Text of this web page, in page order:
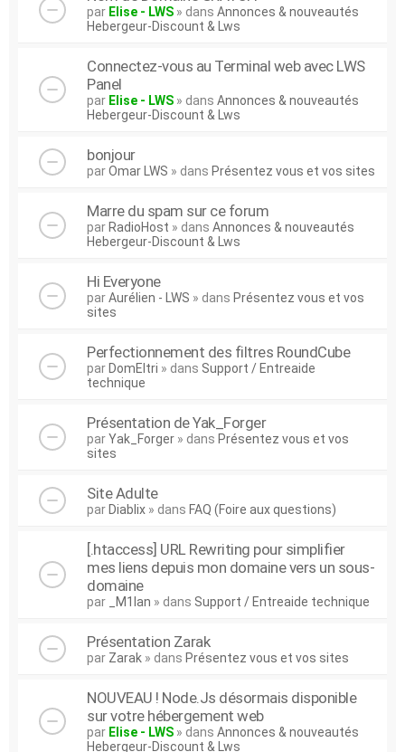
par Elise - LWS » dans Annonces & nouveautés
Hebergeur-Discount & Lws
Connectez-vous au Terminal web avec LWS
Panel
par Elise - LWS » dans Annonces & nouveautés
Hebergeur-Discount & Lws
bonjour
parOmar LWS » dans Présentez vous et vos sites
Marre du spam sur ce forum
par RadioHost » dans Annonces & nouveautés
Hebergeur-Discount & Lws
Hi Everyone
parAurélien - LWS » dans Présentez vous et vos
sites
Perfectionnement des filtres RoundCube
par DomEltri » dans Support / Entreaide
technique
Présentation de Yak_Forger
parYak_Forger » dans Présentez vous et vos
sites
Site Adulte
par Diablix » dans FAQ (Foire aux questions)
[.htaccess] URL Rewriting pour simplifier
mes liens depuis mon domaine vers un sous-
domaine
par _M1lan » dans Support / Entreaide technique
Présentation Zarak
par Zarak » dans Présentez vous et vos sites
NOUVEAU ! Node.Js désormais disponible
sur votre hébergement web
par Elise - LWS » dans Annonces & nouveautés
Hebergeur-Discount & Lws